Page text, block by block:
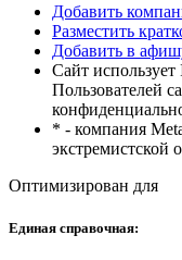
Добавить
Разместить
Добавить в
Сайт
Пользователей
* - компания
экстремистской
Оптимизирован для
Единая справочная: